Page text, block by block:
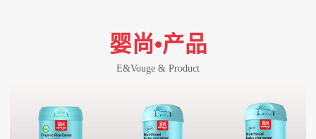
婴尚•产品
E&Vouge & Product